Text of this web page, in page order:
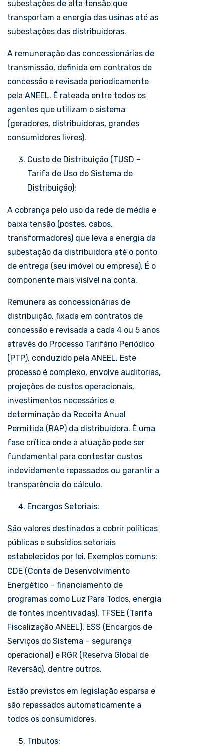
subestações de alta tensão que
transportam a energia das usinas até as
subestações das distribuidoras.
A remuneração das concessionárias de
transmissão, definida em contratos de
concessão e revisada periodicamente
pela ANEEL. É rateada entre todos os
agentes que utilizam o sistema
(geradores, distribuidoras, grandes
consumidores livres).
Custo de Distribuição (TUSD –
Tarifa de Uso do Sistema de
Distribuição):
A cobrança pelo uso da rede de média e
baixa tensão (postes, cabos,
transformadores) que leva a energia da
subestação da distribuidora até o ponto
de entrega (seu imóvel ou empresa). É o
componente mais visível na conta.
Remunera as concessionárias de
distribuição, fixada em contratos de
concessão e revisada a cada 4 ou 5 anos
através do Processo Tarifário Periódico
(PTP), conduzido pela ANEEL. Este
processo é complexo, envolve auditorias,
projeções de custos operacionais,
investimentos necessários e
determinação da Receita Anual
Permitida (RAP) da distribuidora. É uma
fase crítica onde a atuação pode ser
fundamental para contestar custos
indevidamente repassados ou garantir a
transparência do cálculo.
Encargos Setoriais:
São valores destinados a cobrir políticas
públicas e subsídios setoriais
estabelecidos por lei. Exemplos comuns:
CDE (Conta de Desenvolvimento
Energético – financiamento de
programas como Luz Para Todos, energia
de fontes incentivadas), TFSEE (Tarifa
Fiscalização ANEEL), ESS (Encargos de
Serviços do Sistema – segurança
operacional) e RGR (Reserva Global de
Reversão), dentre outros.
Estão previstos em legislação esparsa e
são repassados automaticamente a
todos os consumidores.
Tributos: